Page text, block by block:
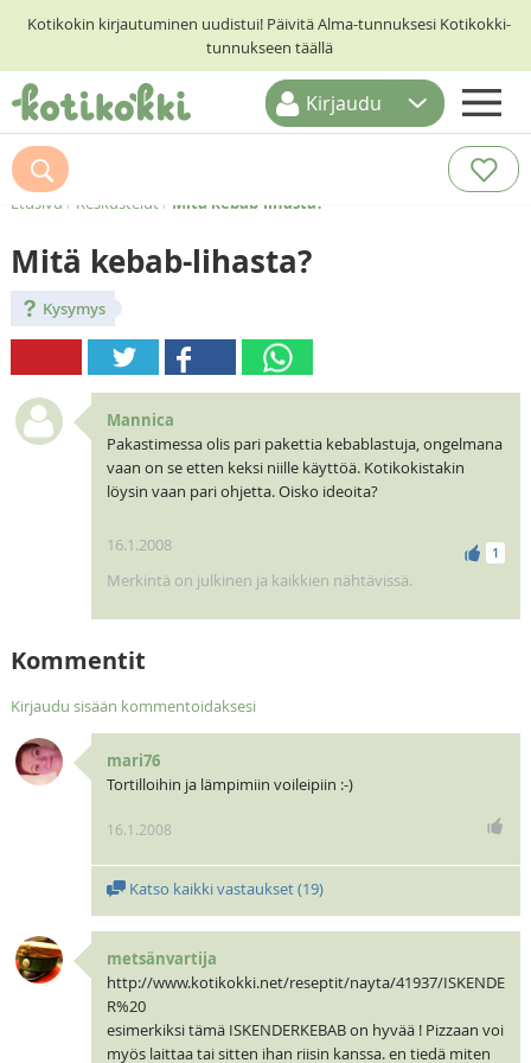
Kotikokin kirjautuminen uudistui! Päivitä Alma-tunnuksesi Kotikokki-
tunnukseen täällä
ETUSIVU
RESEPTIHAKU
RUOKATEEMAT
KESKUSTELUT
KOTIKOKIT
Kirjaudu
Etusivu / Keskustelut/ Mitä kebab-lihasta?
Mitä kebab-lihasta?
Kysymys
Mannica
Pakastimessa olis pari pakettia kebablastuja, ongelmana
vaan on se etten keksi niille käyttöä. Kotikokistakin
löysin vaan pari ohjetta. Oisko ideoita?
1
16.1.2008
Merkintä on julkinen ja kaikkien nähtävissä.
Kommentit
Kirjaudu sisään kommentoidaksesi
mari76
Tortilloihin ja lämpimiin voileipiin :-)
16.1.2008
Katso kaikki vastaukset (19)
metsänvartija
http://www.kotikokki.net/reseptit/nayta/41937/ISKENDE
R%20
esimerkiksi tämä ISKENDERKEBAB on hyvää ! Pizzaan voi
myös laittaa tai sitten ihan riisin kanssa. en tiedä miten